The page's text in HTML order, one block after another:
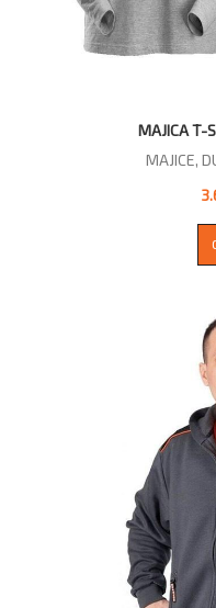
MAJICA T-
MAJICE,